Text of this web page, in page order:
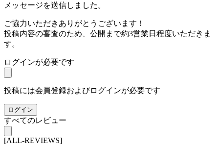
メッセージを送信しました。
ご協力いただきありがとうございます！
投稿内容の審査のため、公開まで約3営業日程度いただきま
す。
ログインが必要です
投稿には会員登録およびログインが必要です
ログイン
すべてのレビュー
[ALL-REVIEWS]